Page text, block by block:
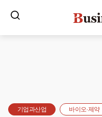
기업과산업 바이오·제약